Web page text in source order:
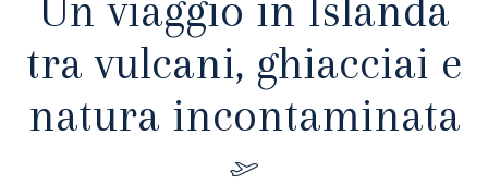
Un viaggio in Islanda
tra vulcani, ghiacciai e
natura incontaminata